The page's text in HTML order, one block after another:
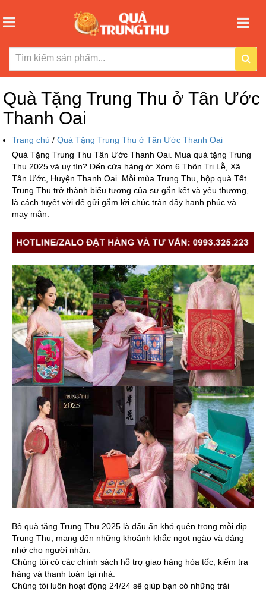
Quà Tặng Trung Thu ở Tân Ước
Thanh Oai
Trang chủ / Quà Tặng Trung Thu ở Tân Ước Thanh Oai
Quà Tặng Trung Thu Tân Ước Thanh Oai. Mua quà tặng Trung
Thu 2025 và uy tín? Đến cửa hàng ở: Xóm 6 Thôn Tri Lễ, Xã
Tân Ước, Huyện Thanh Oai. Mỗi mùa Trung Thu, hộp quà Tết
Trung Thu trở thành biểu tượng của sự gắn kết và yêu thương,
là cách tuyệt vời để gửi gắm lời chúc tràn đầy hạnh phúc và
may mắn.
Bộ quà tặng Trung Thu 2025 là dấu ấn khó quên trong mỗi dịp
Trung Thu, mang đến những khoảnh khắc ngọt ngào và đáng
nhớ cho người nhận.
Chúng tôi có các chính sách hỗ trợ giao hàng hỏa tốc, kiểm tra
hàng và thanh toán tại nhà.
Chúng tôi luôn hoạt động 24/24 sẽ giúp bạn có những trải